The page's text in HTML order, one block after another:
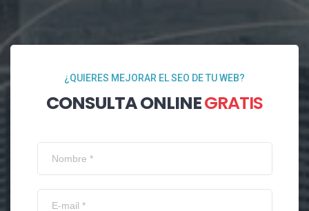
¿QUIERES MEJORAR EL SEO DE TU WEB?
CONSULTA ONLINEGRATIS